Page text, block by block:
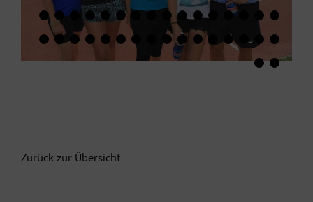
Zurück zur Übersicht